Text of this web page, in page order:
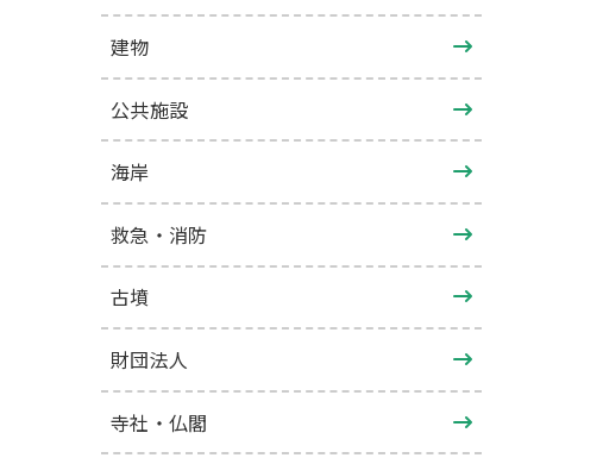
建物
公共施設
海岸
救急・消防
古墳
財団法人
寺社・仏閣